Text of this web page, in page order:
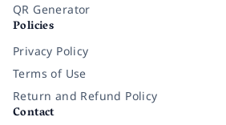
QR Generator
Policies
Privacy Policy
Terms of Use
Return and Refund Policy
Contact